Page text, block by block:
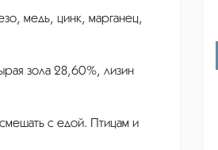
медь, цинк, марганец,
зола 28,60%, лизин
с едой. Птицам и